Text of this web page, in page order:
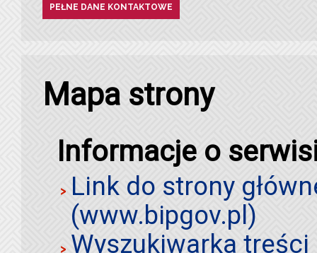
PEŁNE DANE KONTAKTOWE
Mapa strony
Informacje o
Link do strony
(www.bipgov.pl)
Wyszukiwarka